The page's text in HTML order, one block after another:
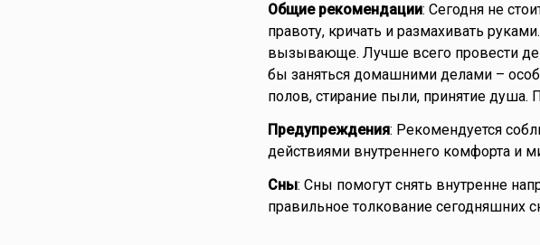
Общие рекомендации: Сегодня не
правоту, кричать и размахивать
вызывающе. Лучше всего провести
бы заняться домашними делами –
полов, стирание пыли, принятие душа.
Предупреждения: Рекомендуется
действиями внутреннего комфорта и
Сны: Сны помогут снять внутренне
правильное толкование сегодняшних